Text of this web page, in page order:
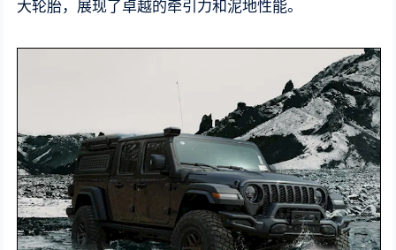
大轮胎，展现了卓越的牵引力和泥地性能。